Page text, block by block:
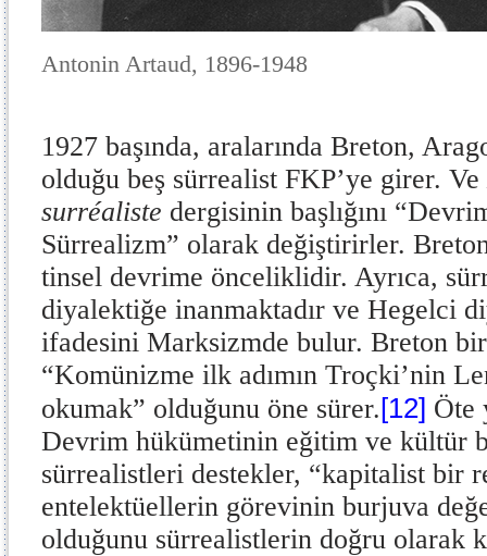
Antonin Artaud, 1896-1948
1927 başında, aralarında Breton,
olduğu beş sürrealist FKP’ye girer. Ve
surréaliste dergisinin başlığını
Sürrealizm” olarak değiştirirler.
tinsel devrime önceliklidir. Ayrıca,
diyalektiğe inanmaktadır ve Hegelci
ifadesini Marksizmde bulur. Breton bir
“Komünizme ilk adımın Troçki’nin
okumak” olduğunu öne sürer.[12] Öte
Devrim hükümetinin eğitim ve kültür
sürrealistleri destekler, “kapitalist bir
entelektüellerin görevinin burjuva
olduğunu sürrealistlerin doğru olarak